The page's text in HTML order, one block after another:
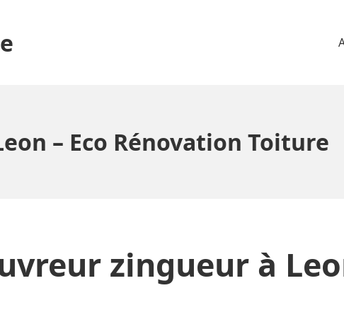
– Eco Rénovation Toiture
zingueur à